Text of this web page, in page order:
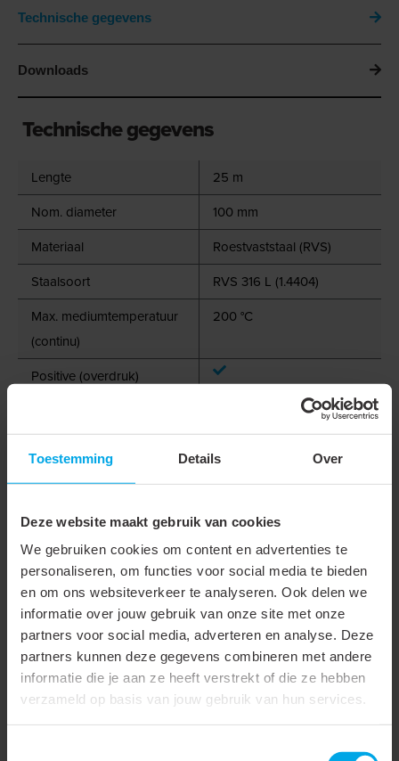
Toestemming Details Over
Deze website maakt gebruik van cookies
We gebruiken cookies om content en advertenties te
personaliseren, om functies voor social media te bieden
en om ons websiteverkeer te analyseren. Ook delen we
informatie over jouw gebruik van onze site met onze
partners voor social media, adverteren en analyse. Deze
partners kunnen deze gegevens combineren met andere
informatie die je aan ze heeft verstrekt of die ze hebben
verzameld op basis van jouw gebruik van hun services.
Technische gegevens
Downloads
Technische gegevens
Lengte
25 m
Nom. diameter
100 mm
Materiaal
Roestvaststaal (RVS)
Staalsoort
RVS 316 L (1.4404)
Max. mediumtemperatuur
(continu)
200 °C
Positive (overdruk)
Dry (niet condenserend)
Kleur
Roestvaststaal ( RVS )
Wanddikte
0.1 mm
Alleen geschikt voor
luchttoevoer
Inwendig glad
Met montageset